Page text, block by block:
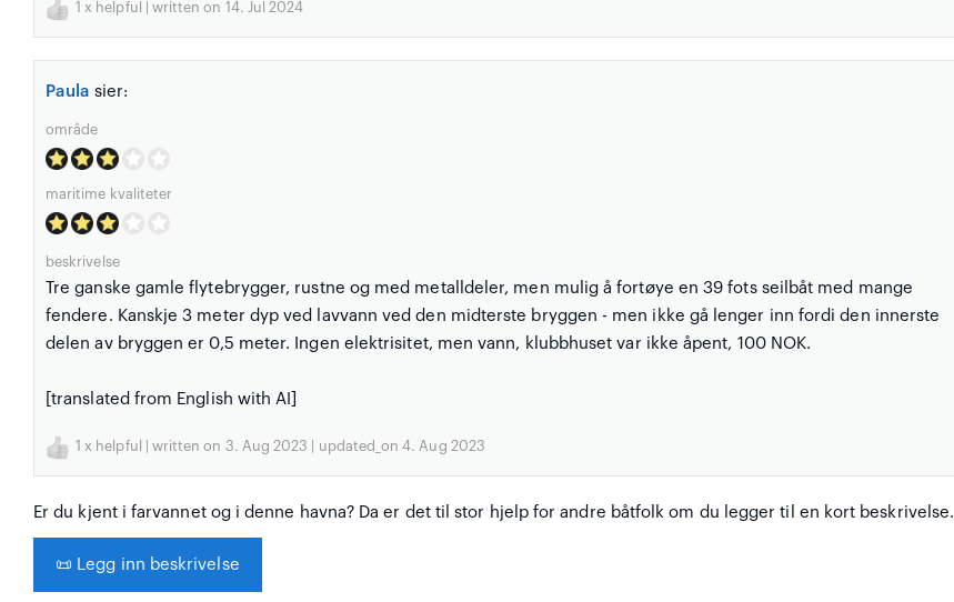
1 x helpful | written on 14. Jul 2024
Paula sier:
område
maritime kvaliteter
beskrivelse
Tre ganske gamle flytebrygger, rustne og med metalldeler, men mulig å fortøye en 39 fots seilbåt med mange
fendere. Kanskje 3 meter dyp ved lavvann ved den midterste bryggen - men ikke gå lenger inn fordi den innerste
delen av bryggen er 0,5 meter. Ingen elektrisitet, men vann, klubbhuset var ikke åpent, 100 NOK.
[translated from English with AI]
1 x helpful | written on 3. Aug 2023 | updated_on 4. Aug 2023
Er du kjent i farvannet og i denne havna? Da er det til stor hjelp for andre båtfolk om du legger til en kort beskrivelse.
📜 Legg inn beskrivelse